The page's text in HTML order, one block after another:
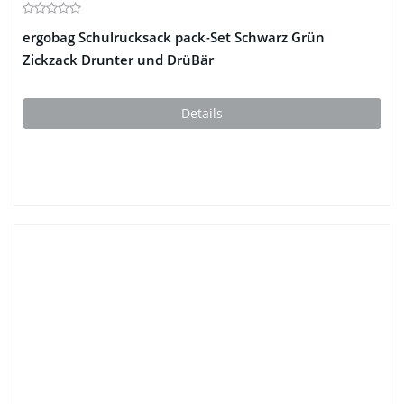
ergobag Schulrucksack pack-Set Schwarz Grün
Zickzack Drunter und DrüBär
Details